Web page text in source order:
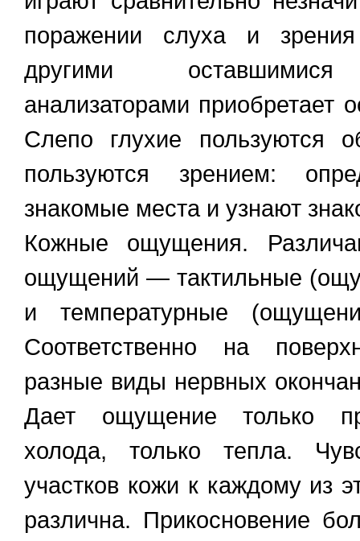
поражении слуха и
другими оставшимися
анализаторами приобретает
Слепо глухие пользуются
пользуются зрением:
знакомые места и узнают
Кожные ощущения.
ощущений — тактильные
и температурные
Соответственно на
разные виды нервных
Дает ощущение только
холода, только тепла.
участков кожи к каждому из
различна. Прикосновение